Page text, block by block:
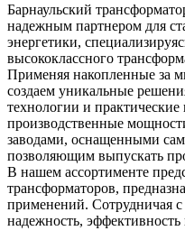
Барнаульский
надежным партнером для
энергетики,
высококлассного
Применяя накопленные за
создаем уникальные
технологии и
производственные
заводами, оснащенными
позволяющим выпускать
В нашем ассортименте
трансформаторов,
применений. Сотрудничая
надежность,